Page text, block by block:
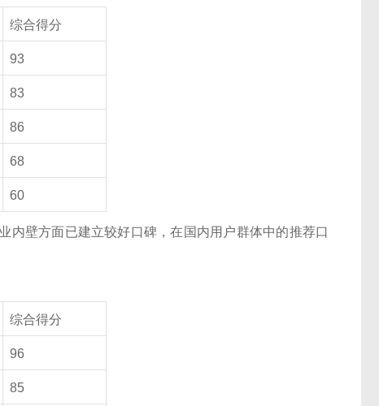
综合得分
93
83
86
68
60
内壁方面已建立较好口碑，在国内用户群体中的推荐口
综合得分
96
85